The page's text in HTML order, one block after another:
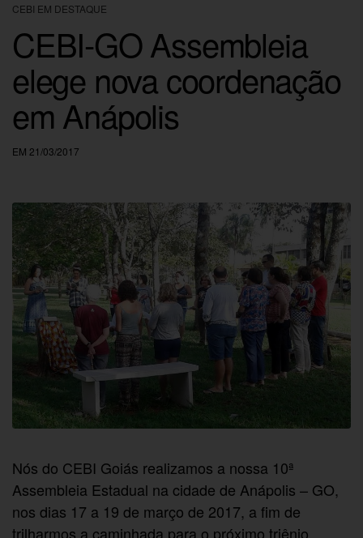
CEBI EM DESTAQUE
CEBI-GO Assembleia
elege nova coordenação
em Anápolis
EM 21/03/2017
Nós do CEBI Goiás realizamos a nossa 10ª
Assembleia Estadual na cidade de Anápolis – GO,
nos dias 17 a 19 de março de 2017, a fim de
trilharmos a caminhada para o próximo triênio.